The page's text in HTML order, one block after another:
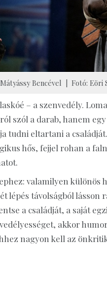
Bencével | Fotó: Eöri
– a szenvedély.
szól a darab, hanem
tudni eltartani a
hős, fejjel rohan a
valamilyen különös
lépés távolságból
a családját, a saját
akkor
nagyon kell az